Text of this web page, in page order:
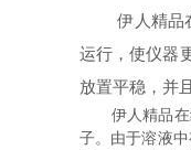
伊人精品在
运行，使仪器
放置平稳，并
伊人精品在线
子。由于溶液